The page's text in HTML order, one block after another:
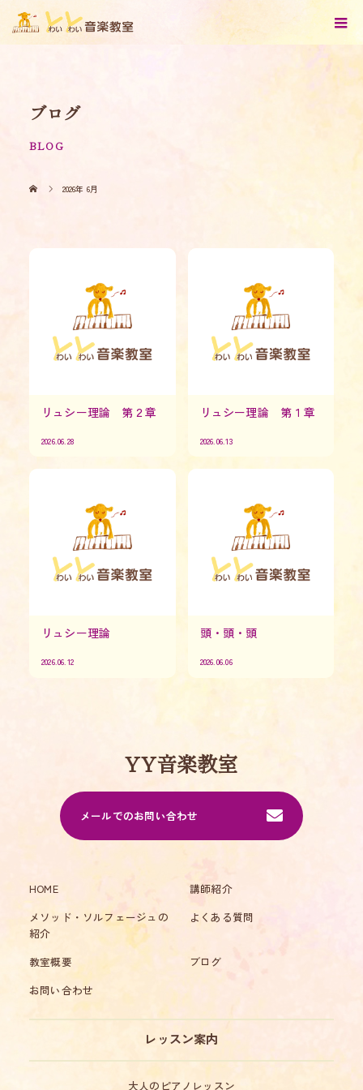
ブログ
BLOG
2026年 6月
リュシー理論 第２章
2026.06.28
リュシー理論 第１章
2026.06.13
リュシー理論
2026.06.12
頭・頭・頭
2026.06.06
YY音楽教室
メールでのお問い合わせ
HOME
講師紹介
メソッド・ソルフェージュの
紹介
よくある質問
教室概要
ブログ
お問い合わせ
レッスン案内
大人のピアノレッスン